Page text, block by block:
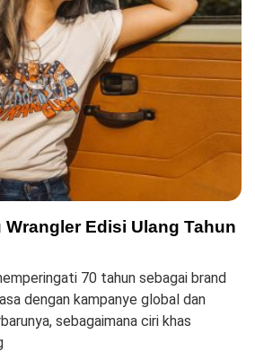
Edisi Ulang Tahun
70 tahun sebagai brand
dengan kampanye global dan
sebagaimana ciri khas